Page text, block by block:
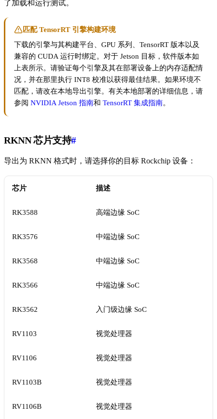
了加载和运行测试。
匹配 TensorRT 引擎构建环境
下载的引擎与其构建平台、GPU 系列、TensorRT 版本以及
兼容的 CUDA 运行时绑定。对于 Jetson 目标，软件版本如
上表所示。请验证每个引擎及其在部署设备上的内存适配情
况，并在那里执行 INT8 校准以获得最佳结果。如果环境不
匹配，请改在本地导出引擎。有关本地部署的详细信息，请
参阅 NVIDIA Jetson 指南和 TensorRT 集成指南。
RKNN 芯片支持#
导出为 RKNN 格式时，请选择你的目标 Rockchip 设备：
芯片 描述
RK3588 高端边缘 SoC
RK3576 中端边缘 SoC
RK3568 中端边缘 SoC
RK3566 中端边缘 SoC
RK3562 入门级边缘 SoC
RV1103 视觉处理器
RV1106 视觉处理器
RV1103B 视觉处理器
RV1106B 视觉处理器